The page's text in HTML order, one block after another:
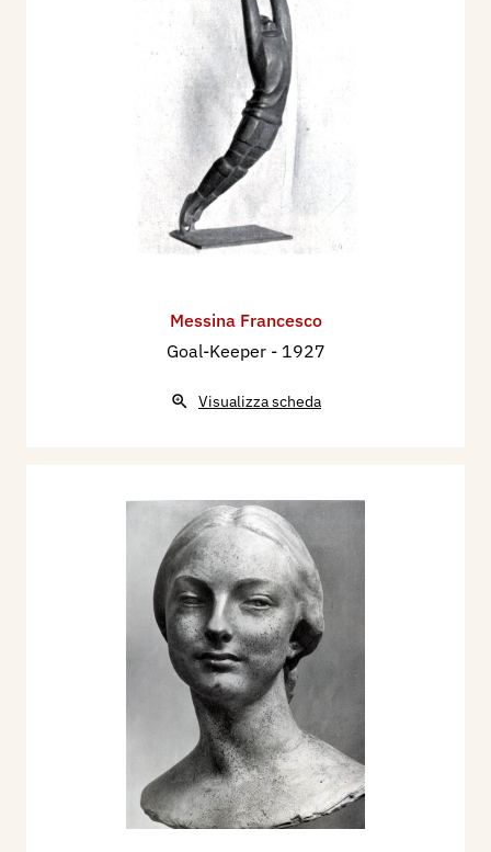
Messina Francesco
Goal-Keeper - 1927
Visualizza scheda